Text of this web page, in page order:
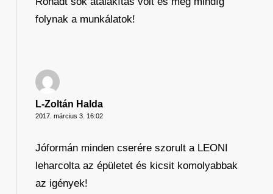
folynak a munkálatok!
L-Zoltán Halda
2017. március 3. 16:02
Jóformán minden cserére szorult a LEONI
leharcolta az épületet és kicsit komolyabbak
az igények!